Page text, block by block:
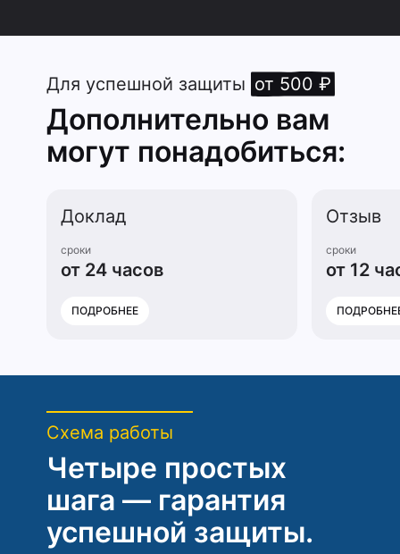
Для успешной защиты от 500 ₽
Дополнительно вам
могут понадобиться:
Доклад
сроки
от 24 часов
ПОДРОБНЕЕ
Отзыв
сроки
от 12
Схема работы
Четыре простых
шага — гарантия
успешной защиты.